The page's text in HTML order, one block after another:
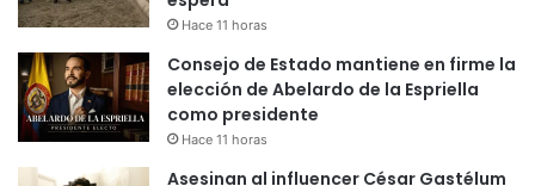
Hace 11 horas
Consejo de Estado mantiene en firme la
elección de Abelardo de la Espriella
como presidente
Hace 11 horas
Asesinan al influencer César Gastélum